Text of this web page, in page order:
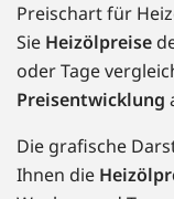
Preischart für
Sie Heizölpreise
oder Tage
Preisentwicklung
Die grafische
Ihnen die